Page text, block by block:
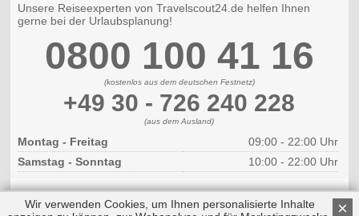
Unsere Reiseexperten von Travelscout24.de helfen Ihnen
gerne bei der Urlaubsplanung!
0800 100 41 16
(kostenlos aus dem deutschen Festnetz)
+49 30 - 726 240 228
(aus dem Ausland)
Montag - Freitag
09:00 - 22:00 Uhr
Samstag - Sonntag
10:00 - 22:00 Uhr
×
Wir verwenden Cookies, um Ihnen personalisierte Inhalte